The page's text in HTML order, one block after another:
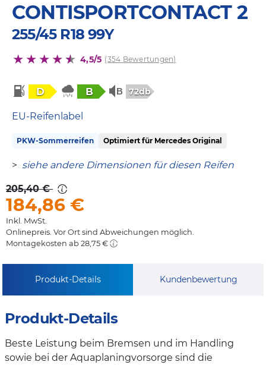
CONTISPORTCONTACT 2
255/45 R18 99Y
4,5/5 (354 Bewertungen)
D B 72db
EU-Reifenlabel
PKW-Sommerreifen Optimiert für Mercedes Original
> siehe andere Dimensionen für diesen Reifen
205,40 €
184,86 €
Inkl. MwSt.
Onlinepreis. Vor Ort sind Abweichungen möglich.
Montagekosten ab 28,75 €
Produkt-Details Kundenbewertung
Produkt-Details
Beste Leistung beim Bremsen und im Handling
sowie bei der Aquaplaningvorsorge sind die